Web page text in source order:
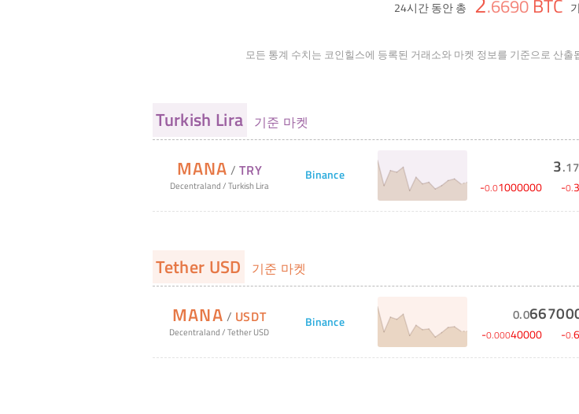
24시간 동안 총 .6690 BTC
모든 통계 수치는 코인힐스에 등록된 거래소와 마켓 정보를 기준으로 산출
Turkish Lira 기준 마켓
MANA /TRY
Decentraland/Turkish Lira
Binance 3.
-0.01000000 -0.
Tether USD 기준 마켓
MANA / USDT
Decentraland/Tether USD
Binance 0.0
-0.00040000 -0.